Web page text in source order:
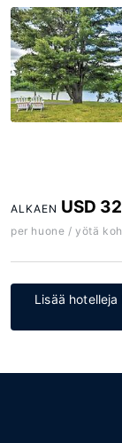
ALKAEN USD
per huone / yötä
Lisää